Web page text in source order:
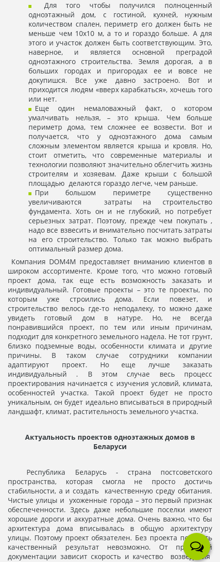
Для того чтобы получился полноценный
одноэтажный дом, с гостиной, кухней, нужным
количеством спален, периметр его должен быть не
меньше чем 10х10 м, а то и гораздо больше. А для
этого и участок должен быть соответствующим. Это,
наверное, и является основной преградой
одноэтажного строительства. Земля дорогая, а в
больших городах и пригородах ее и вовсе не
докупишся. Все уже давно застроено. Вот и
приходится людям «вверх карабкаться», хочешь того
или нет.
Еще один немаловажный факт, о котором
умалчивать нельзя, – это крыша. Чем больше
периметр дома, тем сложнее ее возвести. Вот и
получается, что у одноэтажного дома самым
сложным элементом является крыша и кровля. Но,
стоит отметить, что современные материалы и
технологии позволяют значительно облегчить жизнь
строителям и хозяевам. Даже крыши с большой
площадью делаются гораздо легче, чем раньше.
При большом периметре существенно
увеличиваются затраты на строительство
фундамента. Хоть он и не глубокий, но потребует
серьезных затрат. Поэтому, прежде чем покупать ,
надо все взвесить и внимательно посчитать затраты
на его строительство. Только так можно выбрать
оптимальный размер дома.
Компания DOM4M предоставляет вниманию клиентов в
широком ассортименте. Кроме того, что можно готовый
проект дома, так еще есть возможность заказать и
индивидуальный. Готовые проекты – это те проекты, по
которым уже строились дома. Если повезет, и
строительство велось где-то неподалеку, то можно даже
увидеть готовый дом в натуре. Но, не всегда
понравившийся проект, по тем или иным причинам,
подходит для конкретного земельного надела. Не тот грунт,
близко подземные воды, особенности климата и другие
причины. В таком случае сотрудники компании
адаптируют проект. Но еще лучше заказать
индивидуальный . В этом случае весь процесс
проектирования начинается с изучения условий, климата,
особенностей участка. Такой проект будет не просто
уникальным, он будет идеально вписываться в природный
ландшафт, климат, растительность земельного участка.
Актуальность проектов одноэтажных домов в
Беларуси
Республика Беларусь - страна постсоветского
пространства, которая смогла не просто достичь
стабильности, а и создать качественную среду обитания.
Чистые улицы и ухоженные города – это первый признак
обеспеченности. Здесь даже небольшие поселки имеют
хорошие дороги и аккуратные дома. Очень важно, что бы
архитектура дома вписывалась в общую архитектуру
улицы. Поэтому проект обязателен. Без проекта получить
качественный результат невозможно. От проектной
документации зависит скорость и качество возведения